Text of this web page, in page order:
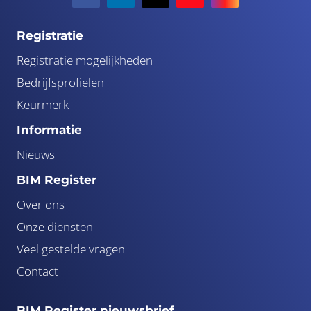
Registratie
Registratie mogelijkheden
Bedrijfsprofielen
Keurmerk
Informatie
Nieuws
BIM Register
Over ons
Onze diensten
Veel gestelde vragen
Contact